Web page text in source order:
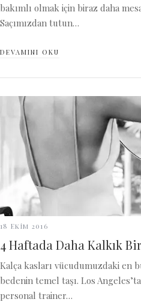
bakımlı olmak için biraz daha
Saçımızdan tutun…
DEVAMINI OKU
18 Ekim 2016
4 Haftada Daha Kalkık
Kalça kasları vücudumuzdaki en
bedenin temel taşı. Los
personal trainer…